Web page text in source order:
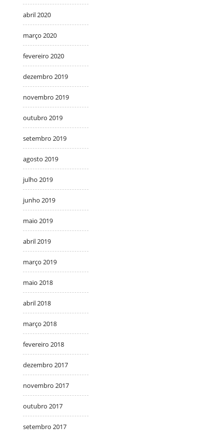
abril 2020
março 2020
fevereiro 2020
dezembro 2019
novembro 2019
outubro 2019
setembro 2019
agosto 2019
julho 2019
junho 2019
maio 2019
abril 2019
março 2019
maio 2018
abril 2018
março 2018
fevereiro 2018
dezembro 2017
novembro 2017
outubro 2017
setembro 2017